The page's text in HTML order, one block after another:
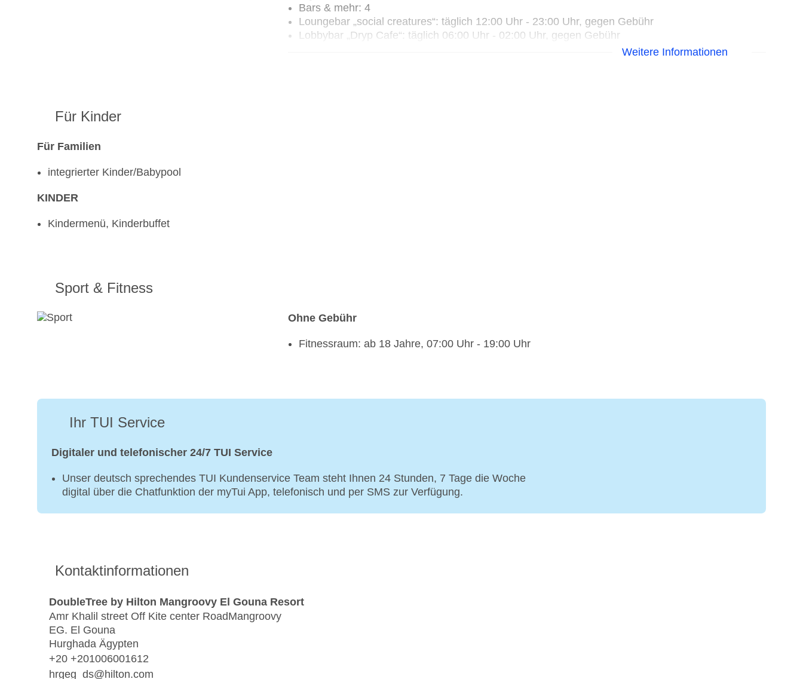
Bars & mehr: 4
Loungebar „social creatures“: täglich 12:00 Uhr - 23:00 Uhr, gegen Gebühr
Lobbybar „Dryp Cafe“: täglich 06:00 Uhr - 02:00 Uhr, gegen Gebühr
Poolbar Outdoor „floatini“: täglich 10:00 Uhr - 18:00 Uhr, gegen GebührWeitere Informationen
Für Kinder
Für Familien
integrierter Kinder/Babypool
KINDER
Kindermenü, Kinderbuffet
Sport & Fitness
Ohne Gebühr
Fitnessraum: ab 18 Jahre, 07:00 Uhr - 19:00 Uhr
Ihr TUI Service
Digitaler und telefonischer 24/7 TUI Service
Unser deutsch sprechendes TUI Kundenservice Team steht Ihnen 24 Stunden, 7 Tage die Woche
digital über die Chatfunktion der myTui App, telefonisch und per SMS zur Verfügung.
Kontaktinformationen
DoubleTree by Hilton Mangroovy El Gouna Resort
Amr Khalil street Off Kite center RoadMangroovy
EG. El Gouna
Hurghada Ägypten
+20 +201006001612
hrgeg_ds@hilton.com